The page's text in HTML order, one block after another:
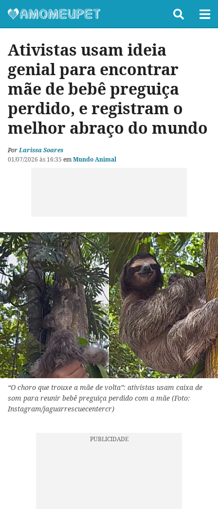
Ativistas usam ideia
genial para encontrar
mãe de bebê preguiça
perdido, e registram o
melhor abraço do mundo
PorLarissa Soares
01/07/2026 às 16:35 emMundo Animal
“O choro que trouxe a mãe de volta”: ativistas usam caixa de
som para reunir bebê preguiça perdido com a mãe (Foto:
Instagram/jaguarrescuecentercr)